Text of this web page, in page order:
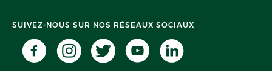
SUIVEZ-NOUS SUR NOS RÉSEAUX SOCIAUX